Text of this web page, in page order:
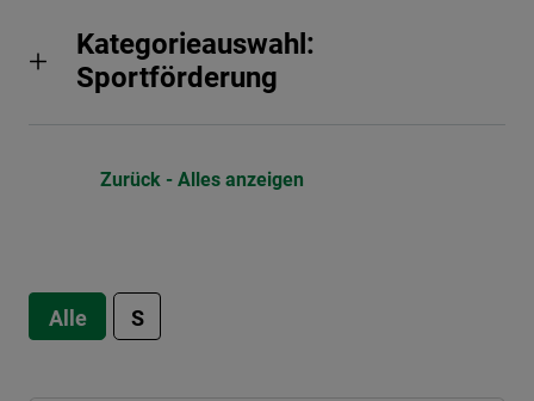
Kategorieauswahl:
Sportförderung
Zurück - Alles anzeigen
Alle S